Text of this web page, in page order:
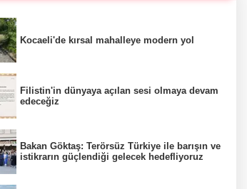
Kocaeli'de kırsal mahalleye modern yol
Filistin'in dünyaya açılan sesi olmaya devam
edeceğiz
Bakan Göktaş: Terörsüz Türkiye ile barışın ve
istikrarın güçlendiği gelecek hedefliyoruz